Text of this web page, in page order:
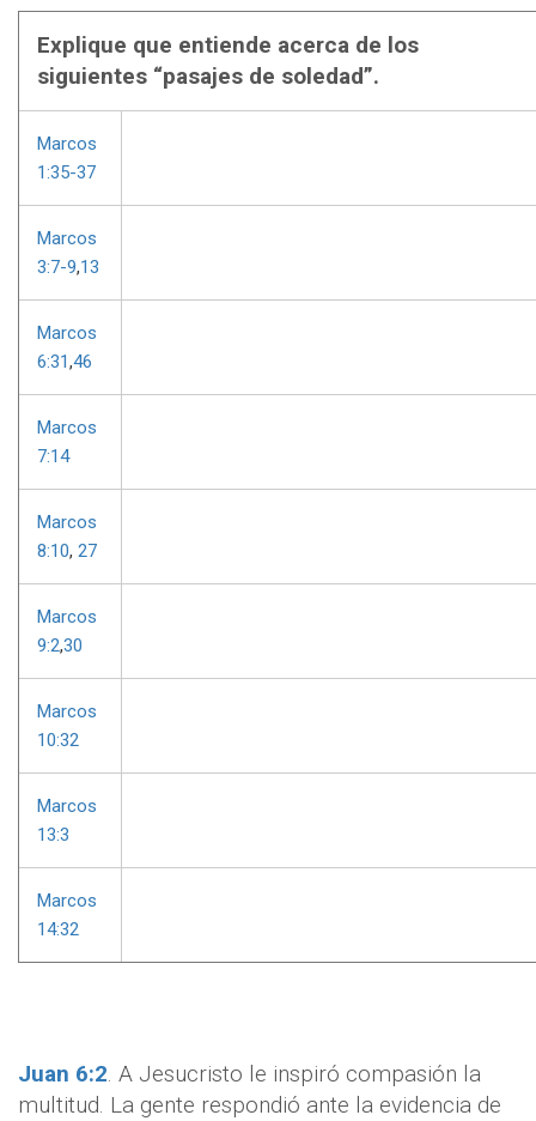
Explique que entiende acerca de los
siguientes “pasajes de soledad”.
Marcos
1:35-37
Marcos
3:7-9,13
Marcos
6:31,46
Marcos
7:14
Marcos
8:10, 27
Marcos
9:2,30
Marcos
10:32
Marcos
13:3
Marcos
14:32
Juan 6:2. A Jesucristo le inspiró compasión la
multitud. La gente respondió ante la evidencia de